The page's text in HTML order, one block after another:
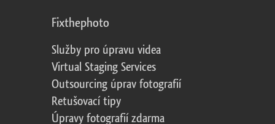
Fixthephoto
Služby pro úpravu videa
Virtual Staging Services
Outsourcing úprav fotografií
Retušovací tipy
Úpravy fotografií zdarma